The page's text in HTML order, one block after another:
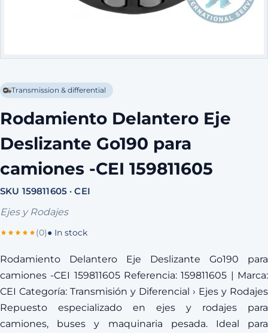
Transmission & differential
Rodamiento Delantero Eje
Deslizante Go190 para
camiones -CEI 159811605
SKU 159811605 · CEI
Ejes y Rodajes
(0)● In stock
Rodamiento Delantero Eje Deslizante Go190 para
camiones -CEI 159811605 Referencia: 159811605 | Marca:
CEI Categoría: Transmisión y Diferencial › Ejes y Rodajes
Repuesto especializado en ejes y rodajes para
camiones, buses y maquinaria pesada. Ideal para